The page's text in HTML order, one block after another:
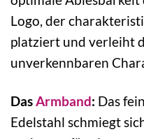
Logo, der
platziert und verleiht
unverkennbaren
DasArmband: Das
Edelstahl schmiegt